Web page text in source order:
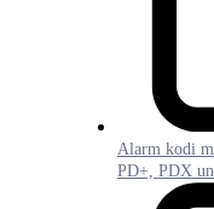
Alarm kodi
PD+, PDX